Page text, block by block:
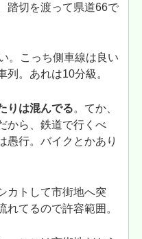
踏切を渡って県道66で
。こっち側車線は良い
列。あれは10分級。
りは混んでる。てか、
から、鉄道で行くべ
愚行。バイクとかあり
カトして市街地へ突
れてるので許容範囲。